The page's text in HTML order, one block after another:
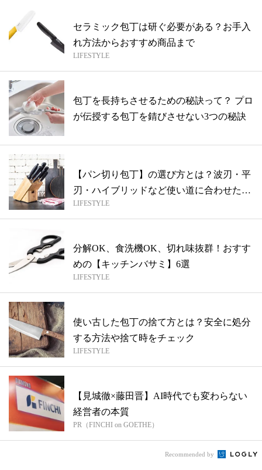
セラミック包丁は研ぐ必要がある？お手入
れ方法からおすすめ商品まで
LIFESTYLE
包丁を長持ちさせるための秘訣って？ プロ
が伝授する包丁を錆びさせない3つの秘訣
【パン切り包丁】の選び方とは？波刃・平
刃・ハイブリッドなど使い道に合わせたそ
れぞ...
LIFESTYLE
分解OK、食洗機OK、切れ味抜群！おすす
めの【キッチンバサミ】6選
LIFESTYLE
使い古した包丁の捨て方とは？安全に処分
する方法や捨て時をチェック
LIFESTYLE
【見城徹×藤田晋】AI時代でも変わらない
経営者の本質
PR（FINCHI on GOETHE）
Recommended by